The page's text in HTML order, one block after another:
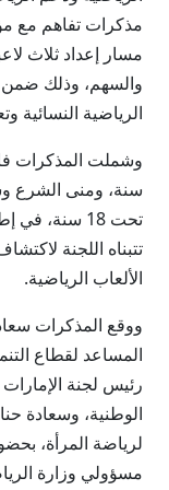
مذكرات تفاهم مع
مسار إعداد ثلاث
والسهم، وذلك ضمن
الرياضية النسائية
سنة، ومنى الشرع
تحت 18 سنة،
تتبناه اللجنة
الألعاب الرياضية.
ووقع المذكرات
المساعد لقطاع
رئيس لجنة
الوطنية، وسعادة
لرياضة المرأة،
مسؤولي وزارة